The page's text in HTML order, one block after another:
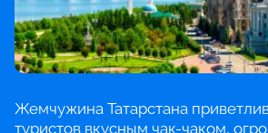
Жемчужина Татарстана
туристов вкусным чак-чаком,